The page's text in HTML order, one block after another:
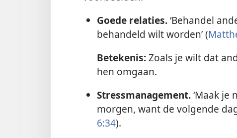
Goede relaties.‘Behandel
behandeld wilt worden’ (
Betekenis:Zoals je wilt dat
hen omgaan.
Stressmanagement.‘Maak je
morgen, want de volgende
6:34).